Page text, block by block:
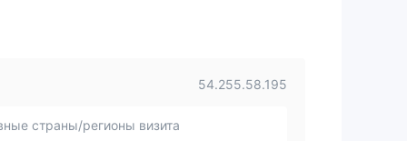
54.255.58.195
страны/регионы визита